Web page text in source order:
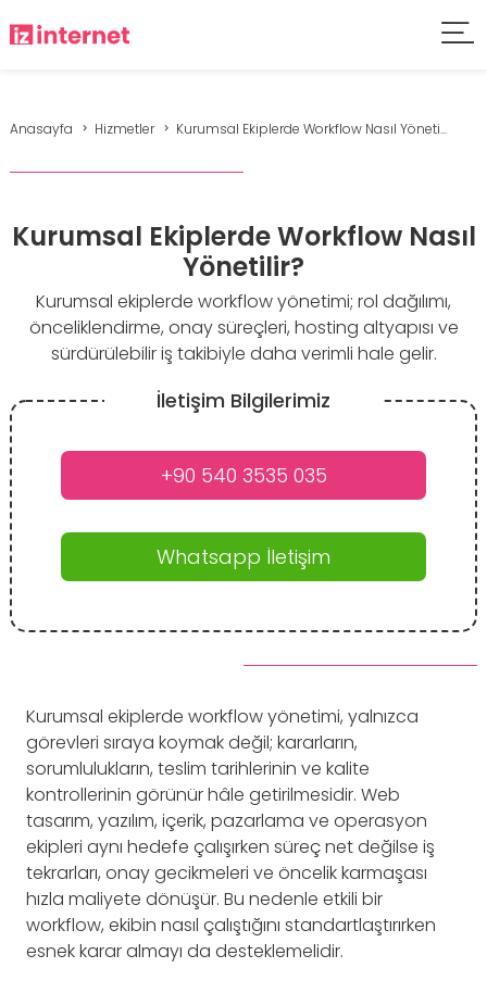
Anasayfa Hizmetler Kurumsal Ekiplerde Workflow Nasıl Yöneti...
Kurumsal Ekiplerde Workflow Nasıl
Yönetilir?
Kurumsal ekiplerde workflow yönetimi; rol dağılımı,
önceliklendirme, onay süreçleri, hosting altyapısı ve
sürdürülebilir iş takibiyle daha verimli hale gelir.
İletişim Bilgilerimiz
+90 540 3535 035
Whatsapp İletişim
Kurumsal ekiplerde workflow yönetimi, yalnızca
görevleri sıraya koymak değil; kararların,
sorumlulukların, teslim tarihlerinin ve kalite
kontrollerinin görünür hâle getirilmesidir. Web
tasarım, yazılım, içerik, pazarlama ve operasyon
ekipleri aynı hedefe çalışırken süreç net değilse iş
tekrarları, onay gecikmeleri ve öncelik karmaşası
hızla maliyete dönüşür. Bu nedenle etkili bir
workflow, ekibin nasıl çalıştığını standartlaştırırken
esnek karar almayı da desteklemelidir.